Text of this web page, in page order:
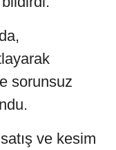
sorunsuz
ve kesim